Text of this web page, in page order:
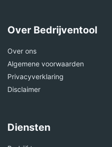
Over Bedrijventool
Over ons
Algemene voorwaarden
Privacyverklaring
Disclaimer
Diensten